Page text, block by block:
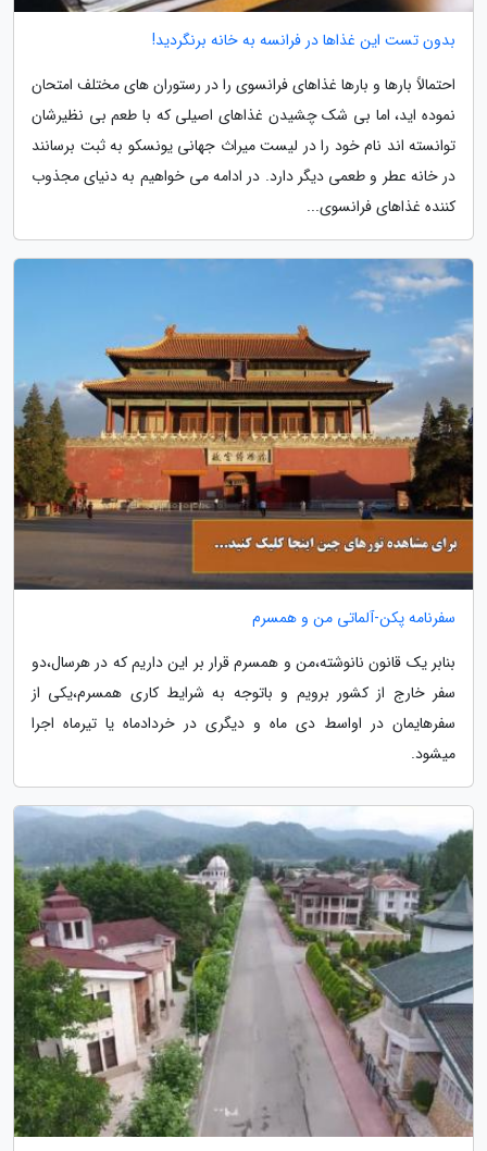
بدون تست این غذاها در فرانسه به خانه برنگردید!
احتمالاً بارها و بارها غذاهای فرانسوی را در رستوران های مختلف امتحان
نموده اید، اما بی شک چشیدن غذاهای اصیلی که با طعم بی نظیرشان
توانسته اند نام خود را در لیست میراث جهانی یونسکو به ثبت برسانند
در خانه عطر و طعمی دیگر دارد. در ادامه می خواهیم به دنیای مجذوب
کننده غذاهای فرانسوی...
سفرنامه پکن-آلماتی من و همسرم
بنابر یک قانون نانوشته،من و همسرم قرار بر این داریم که در هرسال،دو
سفر خارج از کشور برویم و باتوجه به شرایط کاری همسرم،یکی از
سفرهایمان در اواسط دی ماه و دیگری در خردادماه یا تیرماه اجرا
میشود.